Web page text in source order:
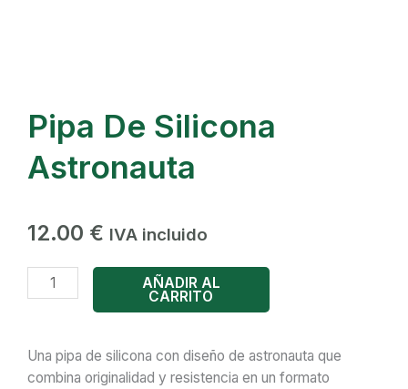
Pipa De Silicona
Astronauta
12.00 € IVA incluido
Pipa
de
cantidad
AÑADIR AL
CARRITO
Una pipa de silicona con diseño de astronauta que
combina originalidad y resistencia en un formato